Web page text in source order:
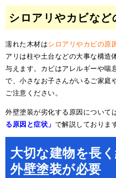
シロアリやカビなど
濡れた木材はシロアリやカビの原
アリは柱や土台などの大事な構造
与えます。カビはアレルギーや喘
で、小さなお子さんがいるご家庭
ご注意ください。
外壁塗装が劣化する原因について
る原因と症状」 で解説しております
大切な建物を長
外壁塗装が必要